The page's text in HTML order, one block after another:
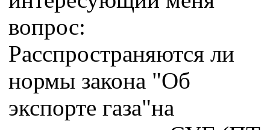
вопрос:
Расспространяются ли
нормы закона "Об
экспорте газа"на